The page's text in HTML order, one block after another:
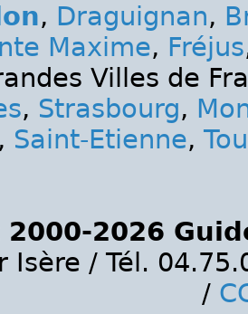
, Draguignan,
Maxime, Fréjus
Villes de
, Strasbourg,
, Saint-Etienne,
2026
Isère / Tél.
/